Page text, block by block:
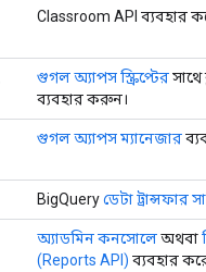
Classroom API ব্যবহার
গুগল অ্যাপস স্ক্রিপ্টের
ব্যবহার করুন।
গুগল অ্যাপস ম্যানেজার
BigQueryডেটা ট্রান্সফার
অ্যাডমিন কনসোলেঅথবা
(Reports API) ব্যবহার